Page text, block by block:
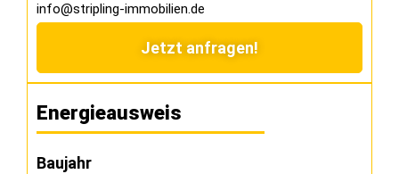
info@stripling-immobilien.de
Jetzt anfragen!
Energieausweis
Baujahr